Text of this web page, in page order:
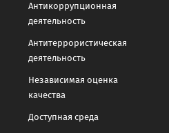
Антикоррупционная
деятельность
Антитеррористическая
деятельность
Независимая оценка
качества
Доступная среда